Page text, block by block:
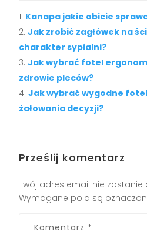
Kanapa jakie obicie
Jak zrobić zagłówek na
charakter sypialni?
Jak wybrać fotel
zdrowie pleców?
Jak wybrać wygodne
żałowania decyzji?
Prześlij komentarz
Twój adres email nie zostanie
Wymagane pola są